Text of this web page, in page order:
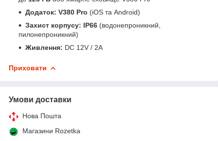
Додаток: V380 Pro (iOS та Android)
Захист корпусу: IP66 (водонепроникний,
пилонепроникний)
Живлення: DC 12V / 2A
Приховати
Умови доставки
Нова Пошта
Магазини Rozetka